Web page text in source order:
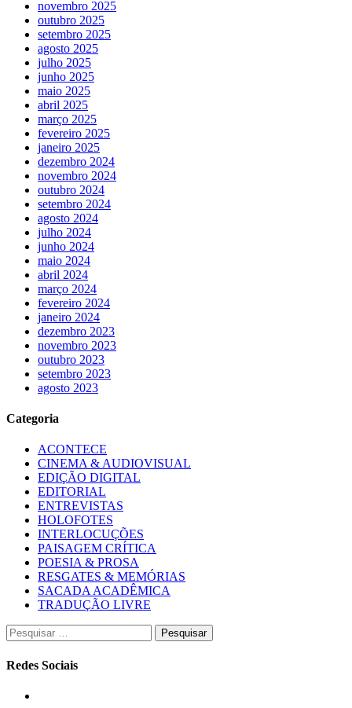
novembro 2025
outubro 2025
setembro 2025
agosto 2025
julho 2025
junho 2025
maio 2025
abril 2025
março 2025
fevereiro 2025
janeiro 2025
dezembro 2024
novembro 2024
outubro 2024
setembro 2024
agosto 2024
julho 2024
junho 2024
maio 2024
abril 2024
março 2024
fevereiro 2024
janeiro 2024
dezembro 2023
novembro 2023
outubro 2023
setembro 2023
agosto 2023
Categoria
ACONTECE
CINEMA & AUDIOVISUAL
EDIÇÃO DIGITAL
EDITORIAL
ENTREVISTAS
HOLOFOTES
INTERLOCUÇÕES
PAISAGEM CRÍTICA
POESIA & PROSA
RESGATES & MEMÓRIAS
SACADA ACADÊMICA
TRADUÇÃO LIVRE
Pesquisar
por:
Redes Sociais